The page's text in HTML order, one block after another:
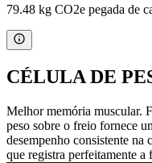
79.48 kg CO2e pegada de
CÉLULA DE
Melhor memória muscular.
peso sobre o freio fornece
desempenho consistente na
que registra perfeitamente a